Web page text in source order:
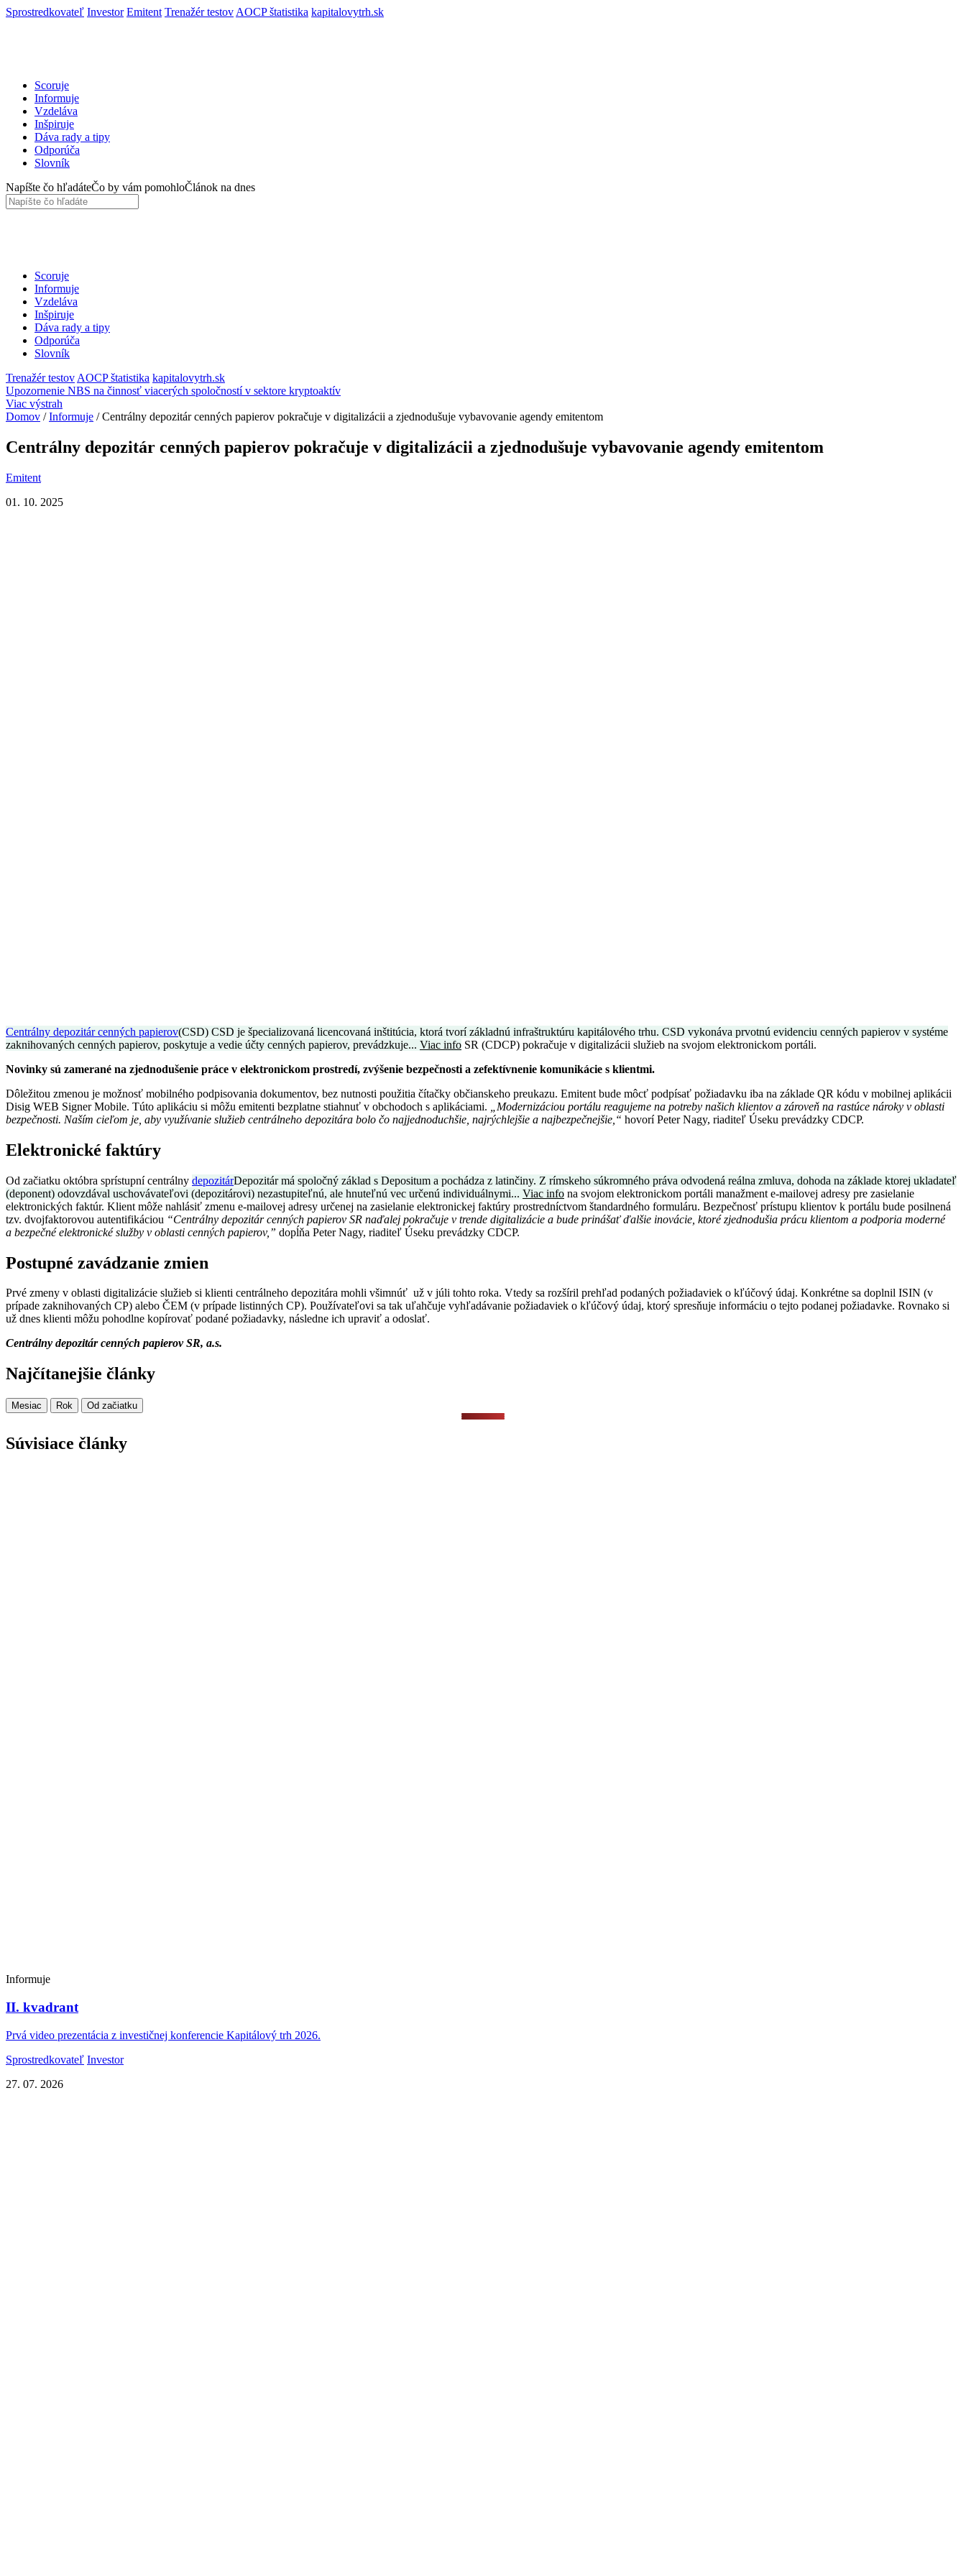
Sprostredkovateľ Investor Emitent Trenažér testov AOCP štatistika kapitalovytrh.sk
Scoruje
Informuje
Vzdeláva
Inšpiruje
Dáva rady a tipy
Odporúča
Slovník
Napíšte čo hľadáteČo by vám pomohloČlánok na dnes
Scoruje
Informuje
Vzdeláva
Inšpiruje
Dáva rady a tipy
Odporúča
Slovník
Trenažér testov AOCP štatistika kapitalovytrh.sk
Upozornenie NBS na činnosť viacerých spoločností v sektore kryptoaktív
Viac výstrah
Domov /Informuje /Centrálny depozitár cenných papierov pokračuje v digitalizácii a zjednodušuje vybavovanie agendy emitentom
Centrálny depozitár cenných papierov pokračuje v digitalizácii a zjednodušuje vybavovanie agendy emitentom
Emitent
01. 10. 2025
Centrálny depozitár cenných papierov(CSD) CSD je špecializovaná licencovaná inštitúcia, ktorá tvorí základnú infraštruktúru kapitálového trhu. CSD vykonáva prvotnú evidenciu cenných papierov v systéme
zaknihovaných cenných papierov, poskytuje a vedie účty cenných papierov, prevádzkuje... Viac info SR (CDCP) pokračuje v digitalizácii služieb na svojom elektronickom portáli.
Novinky sú zamerané na zjednodušenie práce v elektronickom prostredí, zvýšenie bezpečnosti a zefektívnenie komunikácie s klientmi.
Dôležitou zmenou je možnosť mobilného podpisovania dokumentov, bez nutnosti použitia čítačky občianskeho preukazu. Emitent bude môcť podpísať požiadavku iba na základe QR kódu v mobilnej aplikácii
Disig WEB Signer Mobile. Túto aplikáciu si môžu emitenti bezplatne stiahnuť v obchodoch s aplikáciami.
„Modernizáciou portálu reagujeme na potreby našich klientov a zároveň na rastúce nároky v oblasti
bezpečnosti. Naším cieľom je, aby využívanie služieb centrálneho depozitára bolo čo najjednoduchšie, najrýchlejšie a najbezpečnejšie,“ hovorí Peter Nagy, riaditeľ Úseku prevádzky CDCP.
Elektronické faktúry
Od začiatku októbra sprístupní centrálny depozitárDepozitár má spoločný základ s Depositum a pochádza z latinčiny. Z rímskeho súkromného práva odvodená reálna zmluva, dohoda na základe ktorej ukladateľ
(deponent) odovzdával uschovávateľovi (depozitárovi) nezastupiteľnú, ale hnuteľnú vec určenú individuálnymi... Viac info na svojom elektronickom portáli manažment e-mailovej adresy pre zasielanie
elektronických faktúr. Klient môže nahlásiť zmenu e-mailovej adresy určenej na zasielanie elektronickej faktúry prostredníctvom štandardného formuláru. Bezpečnosť prístupu klientov k portálu bude posilnená
tzv. dvojfaktorovou autentifikáciou “Centrálny depozitár cenných papierov SR naďalej pokračuje v trende digitalizácie a bude prinášať ďalšie inovácie, ktoré zjednodušia prácu klientom a podporia moderné
a bezpečné elektronické služby v oblasti cenných papierov,” dopĺňa Peter Nagy, riaditeľ Úseku prevádzky CDCP.
Postupné zavádzanie zmien
Prvé zmeny v oblasti digitalizácie služieb si klienti centrálneho depozitára mohli všimnúť už v júli tohto roka. Vtedy sa rozšíril prehľad podaných požiadaviek o kľúčový údaj. Konkrétne sa doplnil ISIN (v
prípade zaknihovaných CP) alebo ČEM (v prípade listinných CP). Používateľovi sa tak uľahčuje vyhľadávanie požiadaviek o kľúčový údaj, ktorý spresňuje informáciu o tejto podanej požiadavke. Rovnako si
už dnes klienti môžu pohodlne kopírovať podané požiadavky, následne ich upraviť a odoslať.
Centrálny depozitár cenných papierov SR, a.s.
Najčítanejšie články
Mesiac Rok Od začiatku
Súvisiace články
Informuje
II. kvadrant
Prvá video prezentácia z investičnej konferencie Kapitálový trh 2026.
Sprostredkovateľ Investor
27. 07. 2026